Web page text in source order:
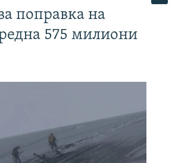
поправка на
575 милиони